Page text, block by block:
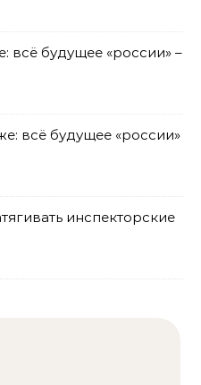
всё будущее «россии» –
всё будущее «россии»
инспекторские